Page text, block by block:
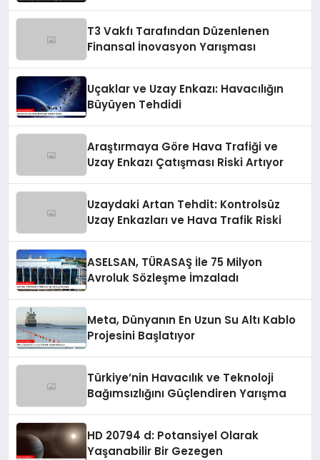
T3 Vakfı Tarafından Düzenlenen
Finansal İnovasyon Yarışması
Uçaklar ve Uzay Enkazı: Havacılığın
Büyüyen Tehdidi
Araştırmaya Göre Hava Trafiği ve
Uzay Enkazı Çatışması Riski Artıyor
Uzaydaki Artan Tehdit: Kontrolsüz
Uzay Enkazları ve Hava Trafik Riski
ASELSAN, TÜRASAŞ İle 75 Milyon
Avroluk Sözleşme İmzaladı
Meta, Dünyanın En Uzun Su Altı Kablo
Projesini Başlatıyor
Türkiye’nin Havacılık ve Teknoloji
Bağımsızlığını Güçlendiren Yarışma
HD 20794 d: Potansiyel Olarak
Yaşanabilir Bir Gezegen